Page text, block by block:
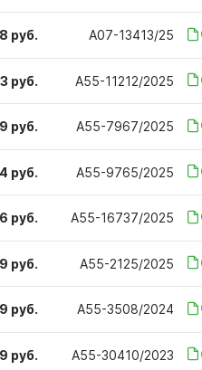
руб. А07-13413/25
руб. А55-11212/2025
руб. А55-7967/2025
руб. А55-9765/2025
руб. А55-16737/2025
руб. А55-2125/2025
руб. А55-3508/2024
руб. А55-30410/2023